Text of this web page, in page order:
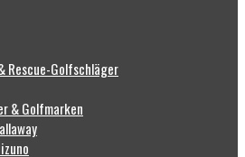
Rescue-Golfschläger
& Golfmarken